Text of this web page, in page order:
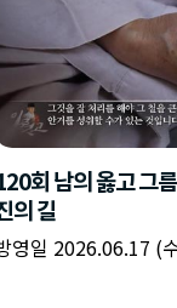
입
력
시간
복
입
력
시작시간
종료시간
리
스
트
추
가
주소
이미지
확인